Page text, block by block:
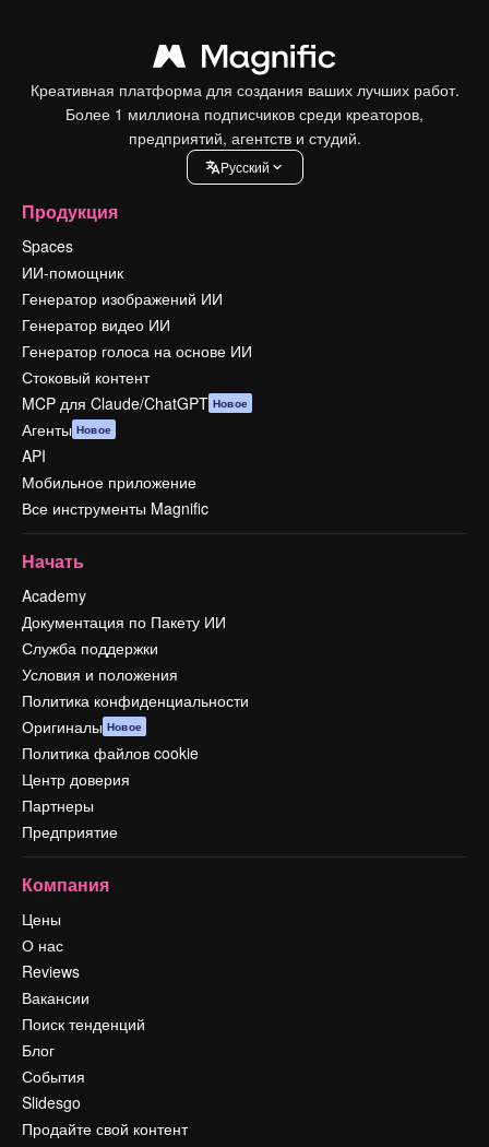
Креативная платформа для создания ваших лучших работ.
Более 1 миллиона подписчиков среди креаторов,
предприятий, агентств и студий.
Pусский
Продукция
Spaces
ИИ-помощник
Генератор изображений ИИ
Генератор видео ИИ
Генератор голоса на основе ИИ
Стоковый контент
MCP для Claude/ChatGPT Новое
Агенты Новое
API
Мобильное приложение
Все инструменты Magnific
Начать
Academy
Документация по Пакету ИИ
Служба поддержки
Условия и положения
Политика конфиденциальности
Оригиналы Новое
Политика файлов cookie
Центр доверия
Партнеры
Предприятие
Компания
Цены
О нас
Reviews
Вакансии
Поиск тенденций
Блог
События
Slidesgo
Продайте свой контент